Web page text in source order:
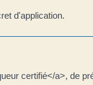
d'application.
certifié</a>, de